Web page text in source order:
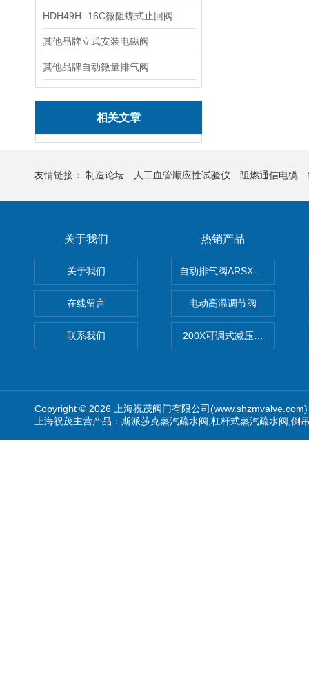
HDH49H -16C微阻蝶式止回阀
其他品牌立式安装电磁阀
其他品牌自动微量排气阀
相关文章
友情链接： 制造论坛 人工血管顺应性试验仪 阻燃通信电缆
关于我们
关于我们
在线留言
联系我们
热销产品
自动排气阀ARSX-0015/
电动高温调节阀
200X可调式减压阀（减压稳
Copyright © 2026 上海祝茂阀门有限公司
上海祝茂主营产品：斯派莎克蒸汽疏水阀,杠杆式蒸汽疏水阀,倒